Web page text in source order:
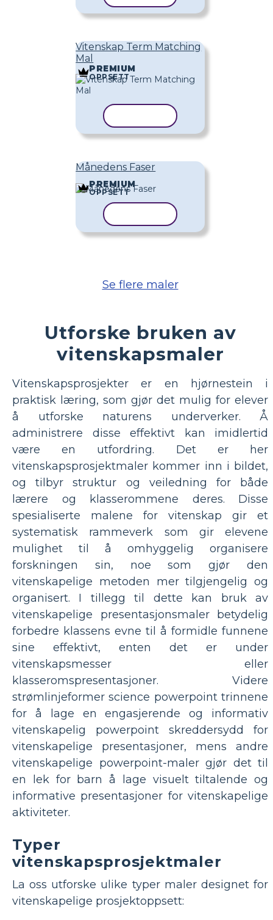
Vitenskap Term Matching
Mal
PREMIUM
OPPSETT
Månedens Faser
PREMIUM
OPPSETT
Se flere maler
Utforske bruken av
vitenskapsmaler
Vitenskapsprosjekter er en hjørnestein i
praktisk læring, som gjør det mulig for elever
å utforske naturens underverker. Å
administrere disse effektivt kan imidlertid
være en utfordring. Det er her
vitenskapsprosjektmaler kommer inn i bildet,
og tilbyr struktur og veiledning for både
lærere og klasserommene deres. Disse
spesialiserte malene for vitenskap gir et
systematisk rammeverk som gir elevene
mulighet til å omhyggelig organisere
forskningen sin, noe som gjør den
vitenskapelige metoden mer tilgjengelig og
organisert. I tillegg til dette kan bruk av
vitenskapelige presentasjonsmaler betydelig
forbedre klassens evne til å formidle funnene
sine effektivt, enten det er under
vitenskapsmesser eller
klasseromspresentasjoner. Videre
strømlinjeformer science powerpoint trinnene
for å lage en engasjerende og informativ
vitenskapelig powerpoint skreddersydd for
vitenskapelige presentasjoner, mens andre
vitenskapelige powerpoint-maler gjør det til
en lek for barn å lage visuelt tiltalende og
informative presentasjoner for vitenskapelige
aktiviteter.
Typer
vitenskapsprosjektmaler
La oss utforske ulike typer maler designet for
vitenskapelige prosjektoppsett: